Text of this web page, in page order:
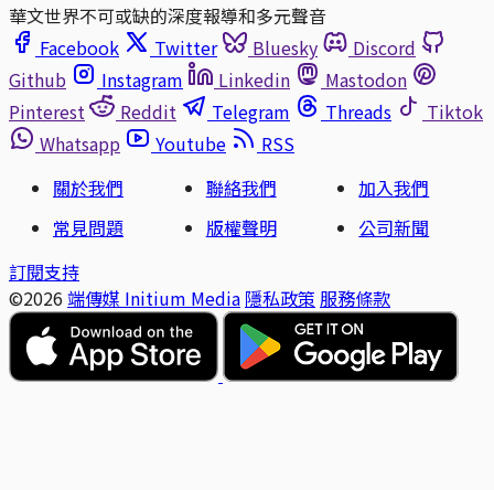
華文世界不可或缺的深度報導和多元聲音
Facebook
Twitter Bluesky
Discord
Github
Instagram Linkedin
Mastodon
Pinterest
Reddit Telegram Threads
Tiktok
Whatsapp
Youtube
RSS
關於我們
聯絡我們
加入我們
常見問題
版權聲明
公司新聞
訂閱支持
©2026 端傳媒 Initium Media 隱私政策 服務條款